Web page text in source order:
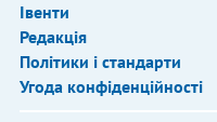
Івенти
Редакція
Політики і стандарти
Угода конфіденційності